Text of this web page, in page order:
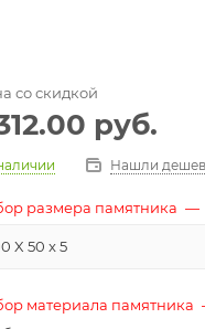
со скидкой
руб.
Нашли
размера памятника —
X 50 x 5
материала памятника